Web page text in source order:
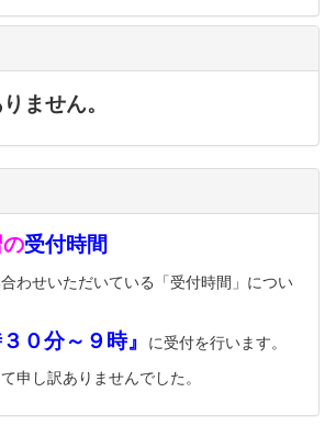
ません。
の受付時間
わせいただいている「受付時間」につい
３０分～９時』 に受付を行います。
申し訳ありませんでした。